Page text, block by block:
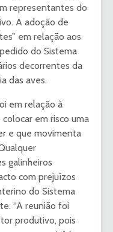
representantes do
A adoção de
em relação aos
do Sistema
decorrentes da
das aves.
em relação à
em risco uma
e que movimenta
galinheiros
com prejuízos
do Sistema
“A reunião foi
produtivo, pois